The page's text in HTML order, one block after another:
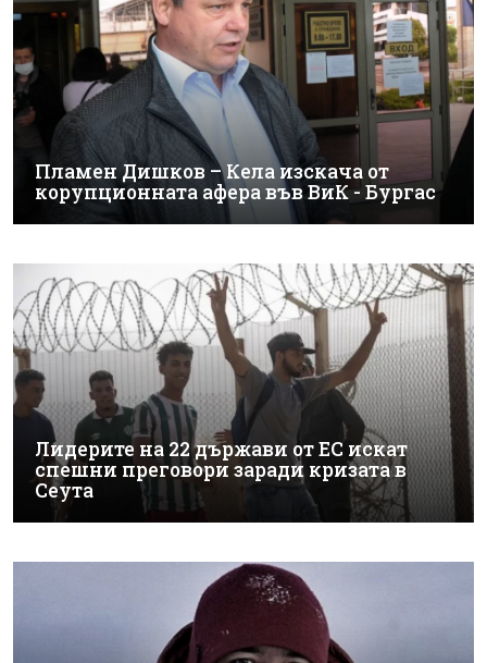
Пламен Дишков – Кела изскача от
корупционната афера във ВиК - Бургас
Лидерите на 22 държави от ЕС искат
спешни преговори заради кризата в
Сеута